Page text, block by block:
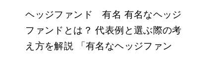
ヘッジファンド 有名 有名なヘッジ
ファンドとは？ 代表例と選ぶ際の考
え方を解説 「有名なヘッジファン